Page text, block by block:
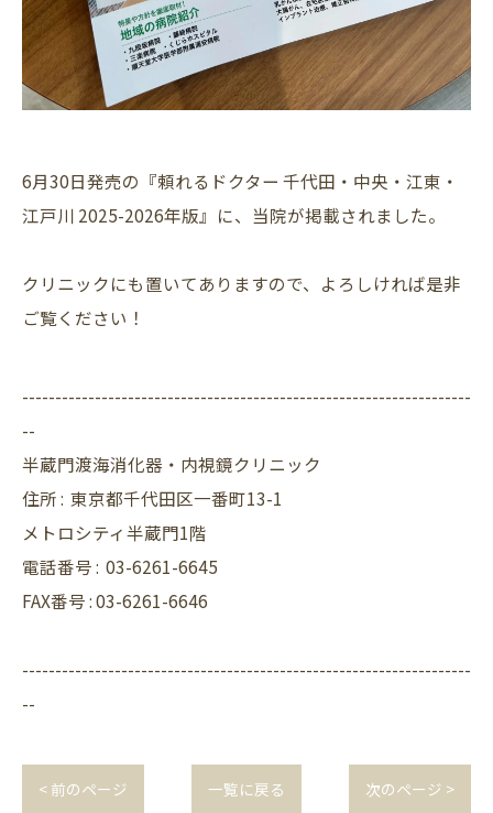
6月30日発売の『頼れるドクター 千代田・中央・江東・
江戸川 2025-2026年版』に、当院が掲載されました。
クリニックにも置いてありますので、よろしければ是非
ご覧ください！
--------------------------------------------------------------------
--
半蔵門渡海消化器・内視鏡クリニック
住所 : 東京都千代田区一番町13-1
メトロシティ半蔵門1階
電話番号 : 03-6261-6645
FAX番号 : 03-6261-6646
--------------------------------------------------------------------
--
< 前のページ 一覧に戻る 次のページ >